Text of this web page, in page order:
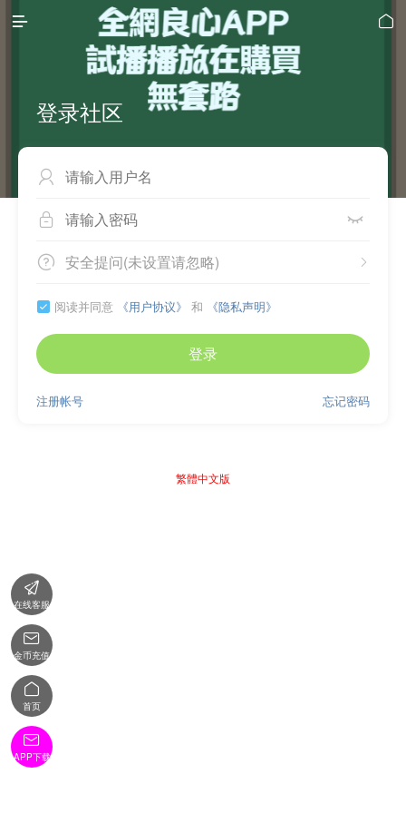
 
登录社区

 
 
安全提问(未设置请忽略)
 阅读并同意 《用户协议》 和 《隐私声明》
登录
忘记密码
注册帐号
繁體中文版

在线客服

金币充值

首页

APP下载